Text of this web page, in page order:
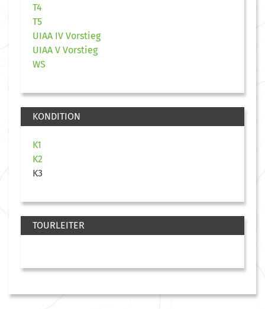
T4
T5
UIAA IV Vorstieg
UIAA V Vorstieg
WS
KONDITION
K1
K2
K3
TOURLEITER